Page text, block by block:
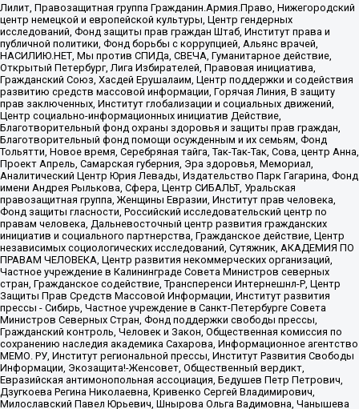
Лилит, Правозащитная группа Гражданин.Армия.Право, Нижегородский
центр немецкой и европейской культуры, Центр гендерных
исследований, Фонд защиты прав граждан Штаб, Институт права и
публичной политики, Фонд борьбы с коррупцией, Альянс врачей,
НАСИЛИЮ.НЕТ, Мы против СПИДа, СВЕЧА, Гуманитарное действие,
Открытый Петербург, Лига Избирателей, Правовая инициатива,
Гражданский Союз, Хасдей Ерушалаим, Центр поддержки и содействия
развитию средств массовой информации, Горячая Линия, В защиту
прав заключенных, Институт глобализации и социальных движений,
Центр социально-информационных инициатив Действие,
Благотворительный фонд охраны здоровья и защиты прав граждан,
Благотворительный фонд помощи осужденным и их семьям, Фонд
Тольятти, Новое время, Серебряная тайга, Так-Так-Так, Сова, центр Анна,
Проект Апрель, Самарская губерния, Эра здоровья, Мемориал,
Аналитический Центр Юрия Левады, Издательство Парк Гагарина, Фонд
имени Андрея Рылькова, Сфера, Центр СИБАЛЬТ, Уральская
правозащитная группа, Женщины Евразии, Институт прав человека,
Фонд защиты гласности, Российский исследовательский центр по
правам человека, Дальневосточный центр развития гражданских
инициатив и социального партнерства, Гражданское действие, Центр
независимых социологических исследований, Сутяжник, АКАДЕМИЯ ПО
ПРАВАМ ЧЕЛОВЕКА, Центр развития некоммерческих организаций,
Частное учреждение в Калининграде Совета Министров северных
стран, Гражданское содействие, Трансперенси Интернешнл-Р, Центр
Защиты Прав Средств Массовой Информации, Институт развития
прессы - Сибирь, Частное учреждение в Санкт-Петербурге Совета
Министров Северных Стран, Фонд поддержки свободы прессы,
Гражданский контроль, Человек и Закон, Общественная комиссия по
сохранению наследия академика Сахарова, Информационное агентство
МЕМО. РУ, Институт региональной прессы, Институт Развития Свободы
Информации, Экозащита!-Женсовет, Общественный вердикт,
Евразийская антимонопольная ассоциация, Бедушев Петр Петрович,
Дзугкоева Регина Николаевна, Кривенко Сергей Владимирович,
Милославский Павел Юрьевич, Шнырова Ольга Вадимовна, Чанышева